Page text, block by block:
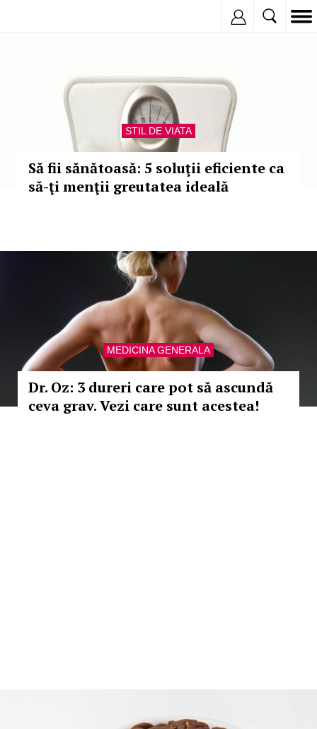
STIL DE VIATA
Să fii sănătoasă: 5 soluţii eficiente ca
să-ţi menţii greutatea ideală
MEDICINA GENERALA
Dr. Oz: 3 dureri care pot să ascundă
ceva grav. Vezi care sunt acestea!